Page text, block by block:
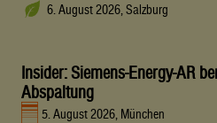
6. August 2026, Salzburg
Insider: Siemens-Energy-AR
Abspaltung
5. August 2026, München